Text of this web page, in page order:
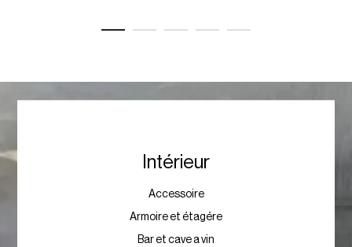
Intérieur
Accessoire
Armoire et étagére
Bar et cave a vin